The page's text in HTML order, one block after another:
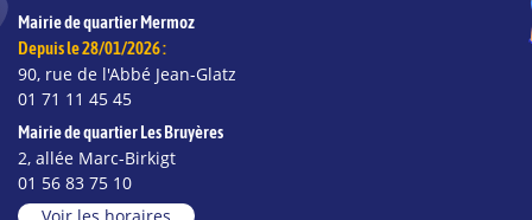
Mairie de quartier Mermoz
Depuis le 28/01/2026 :
90, rue de l'Abbé Jean-Glatz
01 71 11 45 45
Mairie de quartier Les Bruyères
2, allée Marc-Birkigt
01 56 83 75 10